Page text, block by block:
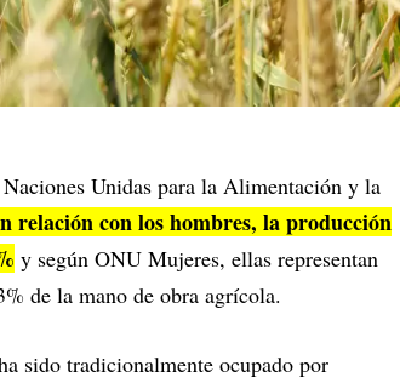
Unidas para la Alimentación y la
relación con los hombres, la producción
y según ONU Mujeres, ellas representan
de la mano de obra agrícola.
sido tradicionalmente ocupado por